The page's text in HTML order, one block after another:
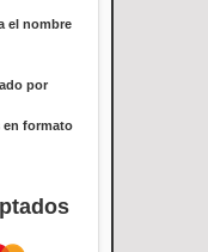
el nombre
por
en formato